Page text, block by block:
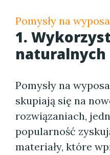
Pomysły na
1.
naturalnych
Pomysły na
skupiają się na
rozwiązaniach,
popularność
materiały, które